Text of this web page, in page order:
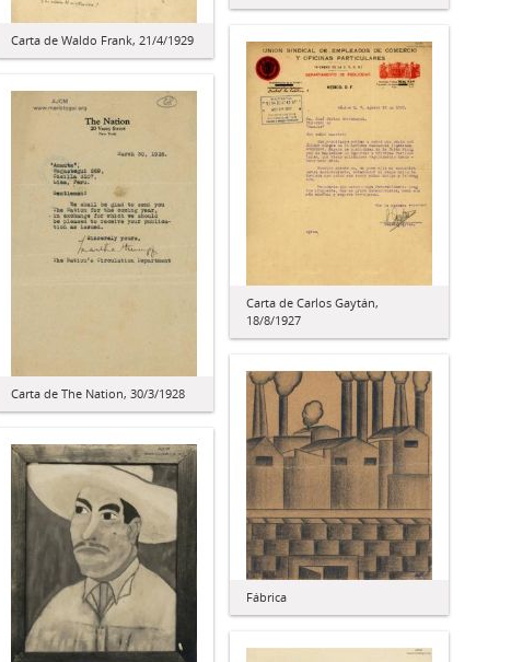
Carta de Waldo Frank, 21/4/1929
Carta de Carlos Gaytán,
18/8/1927
Carta de The Nation, 30/3/1928
Fábrica